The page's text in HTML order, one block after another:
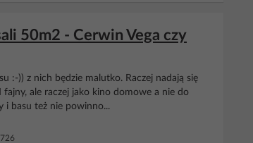
50m2 - Cerwin Vega czy
:-)) z nich będzie malutko. Raczej nadają się
ale raczej jako kino domowe a nie do
i basu też nie powinno...